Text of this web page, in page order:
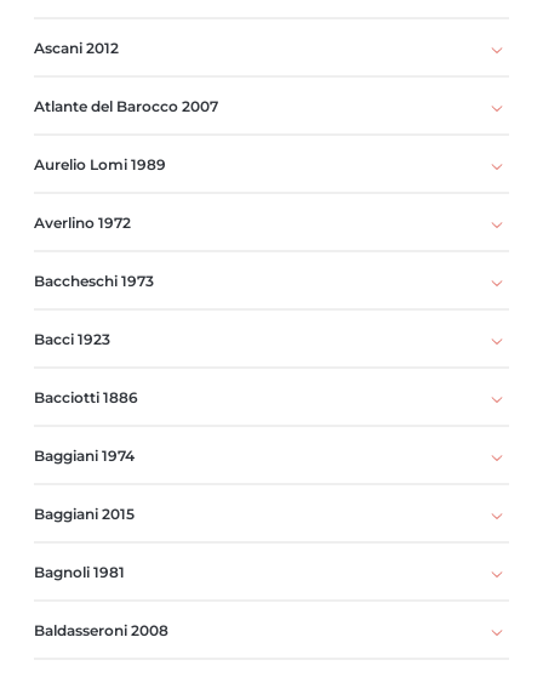
Ascani 2012
Atlante del Barocco 2007
Aurelio Lomi 1989
Averlino 1972
Baccheschi 1973
Bacci 1923
Bacciotti 1886
Baggiani 1974
Baggiani 2015
Bagnoli 1981
Baldasseroni 2008